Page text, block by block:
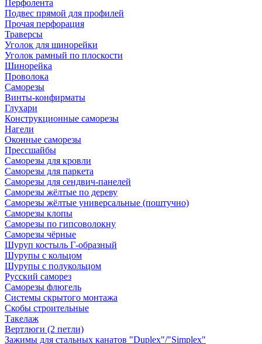
Перфолента
Подвес прямой для профилей
Прочая перфорация
Траверсы
Уголок для шинорейки
Уголок рамный по плоскости
Шинорейка
Проволока
Саморезы
Винты-конфирматы
Глухари
Конструкционные саморезы
Нагели
Оконные саморезы
Прессшайбы
Саморезы для кровли
Саморезы для паркета
Саморезы для сендвич-панелей
Саморезы жёлтые по дереву
Саморезы жёлтые универсальные (поштучно)
Саморезы клопы
Саморезы по гипсоволокну
Саморезы чёрные
Шуруп костыль Г-образный
Шурупы с кольцом
Шурупы с полукольцом
Русский саморез
Саморезы флюгель
Системы скрытого монтажа
Скобы строительные
Такелаж
Вертлюги (2 петли)
Зажимы для стальных канатов "Duplex"/"Simplex"